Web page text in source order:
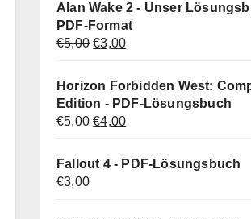
Alan Wake 2 - Unser
PDF-Format
€5,00 Ursprünglicher
war:
€5,00
€3,00Aktueller
ist:
€3,00.
Horizon Forbidden West:
Edition - PDF-Lösungsbuch
€5,00 Ursprünglicher
war:
€4,00Aktueller
ist:
Fallout 4 - PDF-Lösungsbuch
€3,00